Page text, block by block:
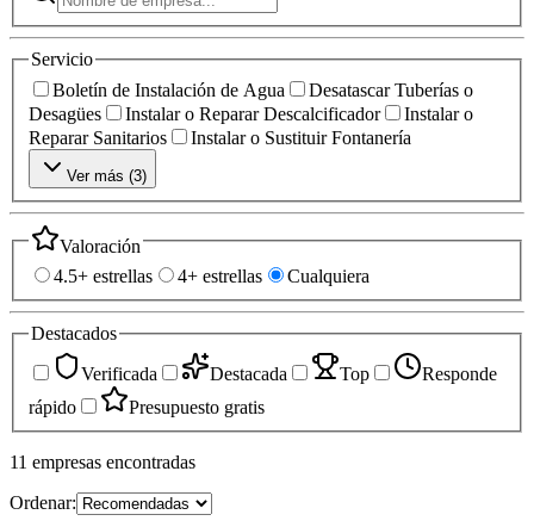
Servicio
Boletín de Instalación de Agua
Desatascar Tuberías o
Desagües
Instalar o Reparar Descalcificador
Instalar o
Reparar Sanitarios
Instalar o Sustituir Fontanería
Ver más (3)
Valoración
4.5+ estrellas
4+ estrellas Cualquiera
Destacados
Verificada
Destacada Top
Responde
rápido
Presupuesto gratis
11 empresas encontradas
Ordenar: